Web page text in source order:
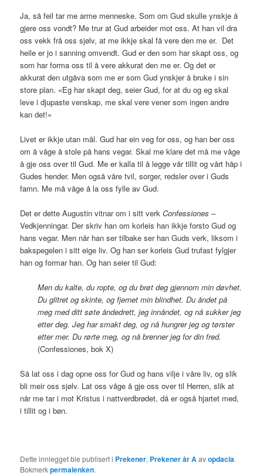
Ja, så feil tar me arme menneske. Som om Gud skulle ynskje å
gjere oss vondt? Me trur at Gud arbeider mot oss. At han vil dra
oss vekk frå oss sjølv, at me ikkje skal få vere den me er. Det
heile er jo i sanning omvendt. Gud er den som har skapt oss, og
som har forma oss til å vere akkurat den me er. Og det er
akkurat den utgåva som me er som Gud ynskjer å bruke i sin
store plan. «Eg har skapt deg, seier Gud, for at du og eg skal
leve i djupaste venskap, me skal vere vener som ingen andre
kan det!»
Livet er ikkje utan mål. Gud har ein veg for oss, og han ber oss
om å våge å stole på hans vegar. Skal me klare det må me våge
å gje oss over til Gud. Me er kalla til å legge vår tillit og vårt håp i
Gudes hender. Men også våre tvil, sorger, redsler over i Guds
famn. Me må våge å la oss fylle av Gud.
Det er dette Augustin vitnar om i sitt verkConfessiones –
Vedkjenningar. Der skriv han om korleis han ikkje forsto Gud og
hans vegar. Men når han ser tilbake ser han Guds verk, liksom i
bakspegelen i sitt eige liv. Og han ser korleis Gud trufast fylgjer
han og formar han. Og han seier til Gud:
Men du kalte, du ropte, og du brøt deg gjennom min døvhet.
Du glitret og skinte, og fjernet min blindhet. Du åndet på
meg med ditt søte åndedrett, jeg innåndet, og nå sukker jeg
etter deg. Jeg har smakt deg, og nå hungrer jeg og tørster
etter mer. Du rørte meg, og nå brenner jeg for din fred.
(Confessiones, bok X)
Så lat oss i dag opne oss for Gud og hans vilje i våre liv, og slik
bli meir oss sjølv. Lat oss våge å gje oss over til Herren, slik at
når me tar i mot Kristus i nattverdbrødet, då er også hjartet med,
i tillit og i bøn.
Dette innlegget ble publisert i Prekener, Prekener år Aavopdacia.
Bokmerkpermalenken.